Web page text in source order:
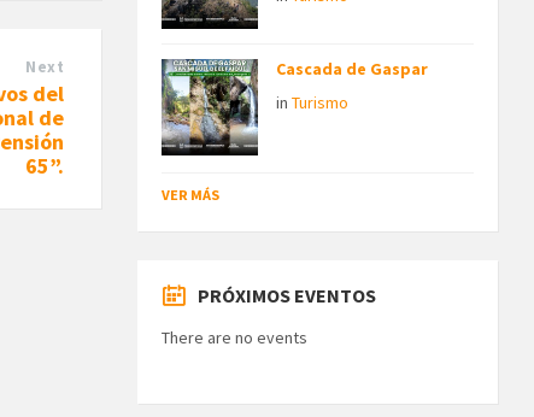
Next
del
de
65”.
Cascada de Gaspar
inTurismo
VER MÁS
PRÓXIMOS EVENTOS
There are no events